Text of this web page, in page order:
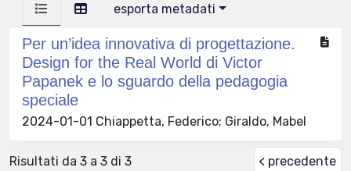
esporta metadati
Per un’idea innovativa di progettazione.
Design for the Real World di Victor
Papanek e lo sguardo della pedagogia
speciale
2024-01-01 Chiappetta, Federico; Giraldo, Mabel
Risultati da 3 a 3 di 3 < precedente